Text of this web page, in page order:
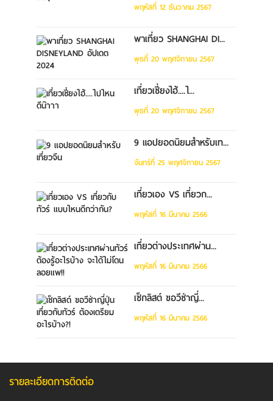
พฤหัสที่ 12 ธันวาคม 2567
พาเที่ยว SHANGHAI DI...
พุธที่ 20 พฤศจิกายน 2567
เที่ยวเซี่ยงไฮ้....ไ...
พุธที่ 20 พฤศจิกายน 2567
9 แอปยอดนิยมสำหรับเท...
จันทร์ที่ 25 พฤศจิกายน 2567
เที่ยวเอง VS เที่ยวก...
พฤหัสที่ 16 มีนาคม 2566
เที่ยวต่างประเทศผ่าน...
พฤหัสที่ 16 มีนาคม 2566
เช็กลิสต์ ขอวีซ่าญี่...
พฤหัสที่ 16 มีนาคม 2566
รายละเอียดการติดต่อ